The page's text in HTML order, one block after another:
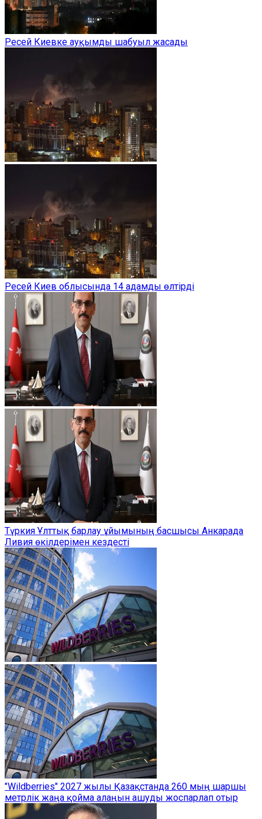
Ресей Киевке ауқымды шабуыл жасады
Ресей Киев облысында 14 адамды өлтірді
Түркия Ұлттық барлау ұйымының басшысы Анкарада
Ливия өкілдерімен кездесті
"Wildberries" 2027 жылы Қазақстанда 260 мың шаршы
метрлік жаңа қойма алаңын ашуды жоспарлап отыр